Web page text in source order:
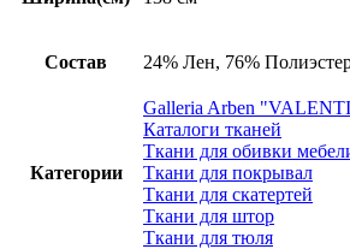
Состав 24% Лен, 76%
Категории
Galleria Arben
Каталоги тканей
Ткани для обивки
Ткани для покрывал
Ткани для скатертей
Ткани для штор
Ткани для тюля